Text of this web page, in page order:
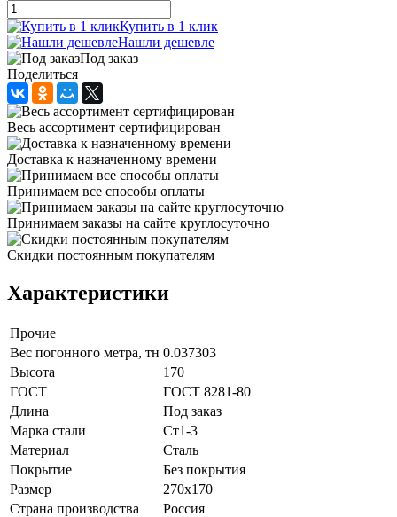
Купить в 1 клик
Нашли дешевле
Под заказ
Поделиться
Весь ассортимент сертифицирован
Доставка к назначенному времени
Принимаем все способы оплаты
Принимаем заказы на сайте круглосуточно
Скидки постоянным покупателям
Характеристики
Прочие
Вес погонного метра, тн 0.037303
Высота
170
ГОСТ
ГОСТ 8281-80
Длина
Под заказ
Марка стали
Ст1-3
Материал
Сталь
Покрытие
Без покрытия
Размер
270х170
Страна производства
Россия